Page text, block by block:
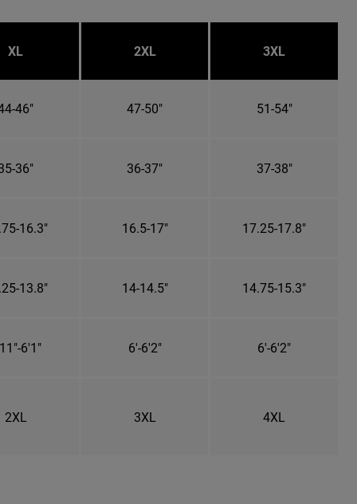
XL 2XL 3XL
46" 47-50" 51-54"
36" 36-37" 37-38"
16.3" 16.5-17" 17.25-17.8"
13.8" 14-14.5" 14.75-15.3"
6'1" 6'-6'2" 6'-6'2"
2XL 3XL 4XL